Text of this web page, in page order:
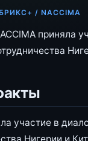
/ NACCIMA
приняла
участие в